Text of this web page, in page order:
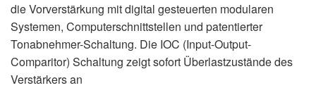
die Vorverstärkung mit digital gesteuerten modularen
Systemen, Computerschnittstellen und patentierter
Tonabnehmer-Schaltung. Die IOC (Input-Output-
Comparitor) Schaltung zeigt sofort Überlastzustände des
Verstärkers an